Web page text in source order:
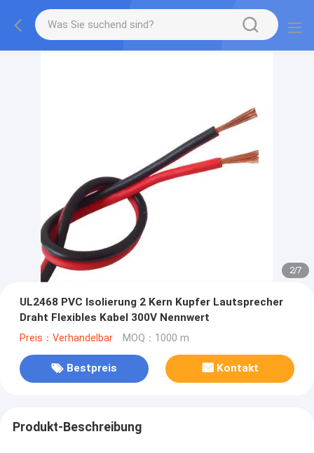
2/7
UL2468 PVC Isolierung 2 Kern Kupfer Lautsprecher
Draht Flexibles Kabel 300V Nennwert
Preis：Verhandelbar MOQ：1000 m
Bestpreis Kontakt
Produkt-Beschreibung